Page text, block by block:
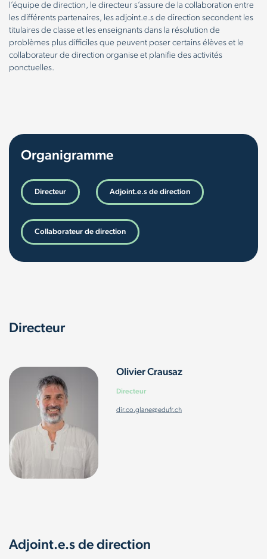
l’équipe de direction, le directeur s’assure de la collaboration entre
les différents partenaires, les adjoint.e.s de direction secondent les
titulaires de classe et les enseignants dans la résolution de
problèmes plus difficiles que peuvent poser certains élèves et le
collaborateur de direction organise et planifie des activités
ponctuelles.
Organigramme
Directeur Adjoint.e.s de direction
Collaborateur de direction
Directeur
Olivier Crausaz
Directeur
dir.co.glane@edufr.ch
Adjoint.e.s de direction